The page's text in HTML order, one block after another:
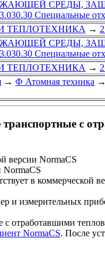
СРЕДЫ,
Специальные
ТЕПЛОТЕХНИКА →
СРЕДЫ,
Специальные
ТЕПЛОТЕХНИКА →
→ Ф Атомная техника →
с
версии NormaCS
NormaCS
в коммерческой
и измерительных
отработавшими
NormaCS. После